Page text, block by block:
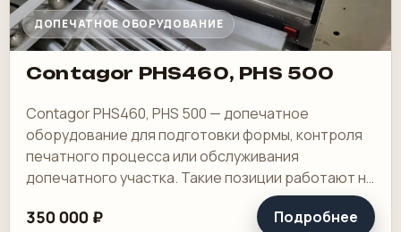
ДОПЕЧАТНОЕ ОБОРУДОВАНИЕ
Contagor PHS460, PHS 500
Contagor PHS460, PHS 500 — допечатное
оборудование для подготовки формы, контроля
печатного процесса или обслуживания
допечатного участка. Такие позиции работают не
на виду у клиента, но именно они снимают
лишнюю возню.
350 000 ₽ Подробнее